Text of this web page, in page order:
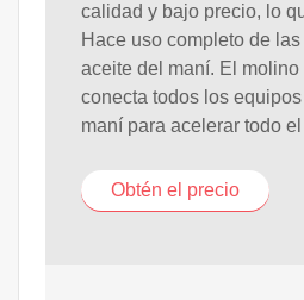
calidad y bajo precio, lo
Hace uso completo de
aceite del maní. El
conecta todos los
maní para acelerar todo
Obtén el precio